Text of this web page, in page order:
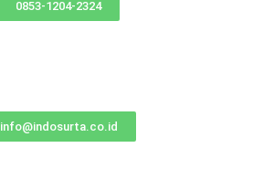
0853-1204-2324
info@indosurta.co.id